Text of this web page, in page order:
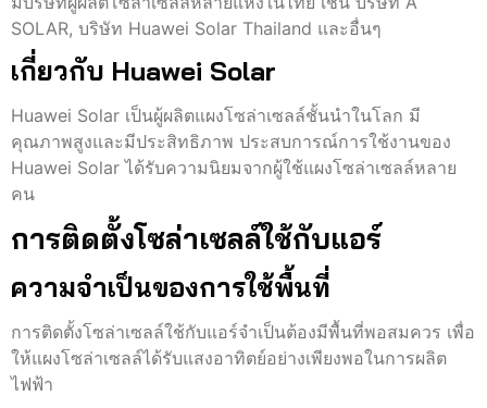
SOLAR, บริษัท Huawei Solar Thailand และอื่นๆ
เกี่ยวกับ Huawei Solar
Huawei Solar เป็นผู้ผลิตแผงโซล่าเซลล์ชั้นนำในโลก มี
คุณภาพสูงและมีประสิทธิภาพ ประสบการณ์การใช้งานของ
Huawei Solar ได้รับความนิยมจากผู้ใช้แผงโซล่าเซลล์หลาย
คน
การติดตั้งโซล่าเซลล์ใช้กับแอร์
ความจำเป็นของการใช้พื้นที่
การติดตั้งโซล่าเซลล์ใช้กับแอร์จำเป็นต้องมีพื้นที่พอสมควร เพื่อ
ให้แผงโซล่าเซลล์ได้รับแสงอาทิตย์อย่างเพียงพอในการผลิต
ไฟฟ้า